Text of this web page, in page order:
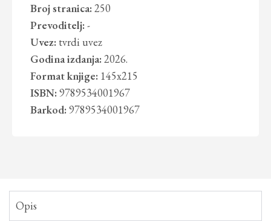
Broj stranica: 250
Prevoditelj: -
Uvez: tvrdi uvez
Godina izdanja: 2026.
Format knjige: 145x215
ISBN: 9789534001967
Barkod: 9789534001967
Opis